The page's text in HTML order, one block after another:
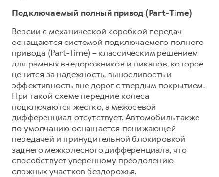
Подключаемый полный привод (Part-Time)
Версии с механической коробкой передач
оснащаются системой подключаемого полного
привода (Part-Time) – классическим решением
для рамных внедорожников и пикапов, которое
ценится за надежность, выносливость и
эффективность вне дорог с твердым покрытием.
При такой схеме передние колеса
подключаются жестко, а межосевой
дифференциал отсутствует. Автомобиль также
по умолчанию оснащается понижающей
передачей и принудительной блокировкой
заднего межколесного дифференциала, что
способствует уверенному преодолению
сложных участков бездорожья.